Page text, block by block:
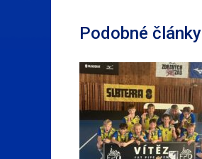
Podobné články